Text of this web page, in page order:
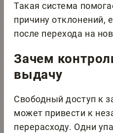
Такая система
причину отклонений,
после перехода на
Зачем
выдачу
Свободный доступ к
может привести к
перерасходу. Одни